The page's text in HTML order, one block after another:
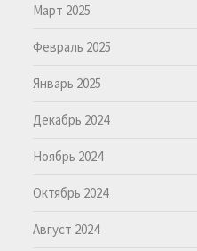
Март 2025
Февраль 2025
Январь 2025
Декабрь 2024
Ноябрь 2024
Октябрь 2024
Август 2024